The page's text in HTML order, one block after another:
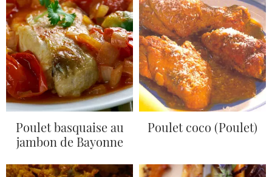
Poulet basquaise au
jambon de Bayonne
Poulet coco (Poulet)